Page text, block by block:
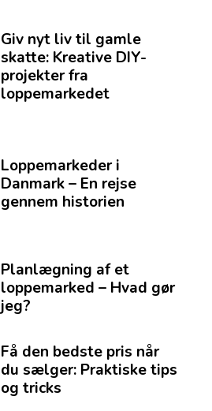
Giv nyt liv til gamle
skatte: Kreative DIY-
projekter fra
loppemarkedet
Loppemarkeder i
Danmark – En rejse
gennem historien
Planlægning af et
loppemarked – Hvad gør
jeg?
Få den bedste pris når
du sælger: Praktiske tips
og tricks